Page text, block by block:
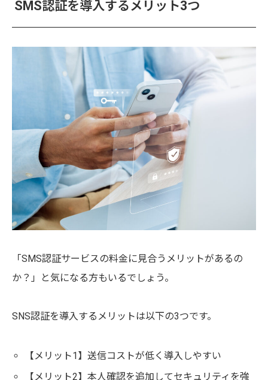
SMS認証を導入するメリット3つ
「SMS認証サービスの料金に見合うメリットがあるの
か？」と気になる方もいるでしょう。
SNS認証を導入するメリットは以下の3つです。
【メリット1】送信コストが低く導入しやすい
【メリット2】本人確認を追加してセキュリティを強